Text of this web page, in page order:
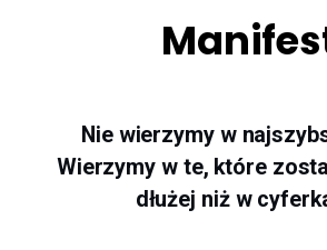
Nie wierzymy w
Wierzymy w te, które
dłużej niż w